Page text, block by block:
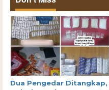
Dua Pengedar Ditangkap,